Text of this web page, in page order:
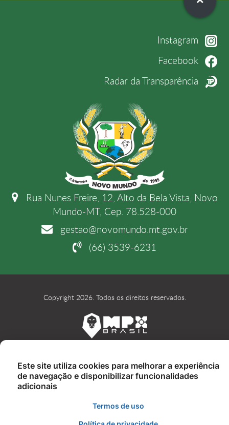
Instagram
Facebook
Radar da Transparência
Rua Nunes Freire, 12, Alto da Bela Vista, Novo
Mundo-MT, Cep. 78.528-000
gestao@novomundo.mt.gov.br
(66) 3539-6231
Copyright 2026. Todos os direitos reservados.
Este site utiliza cookies para melhorar a experiência
de navegação e disponibilizar funcionalidades
adicionais
Termos de uso